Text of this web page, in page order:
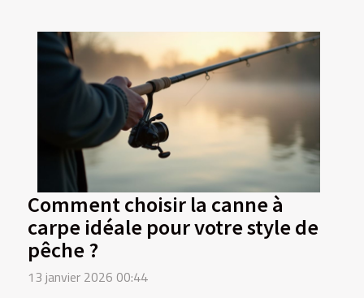
Comment choisir la canne à
carpe idéale pour votre style de
pêche ?
13 janvier 2026 00:44